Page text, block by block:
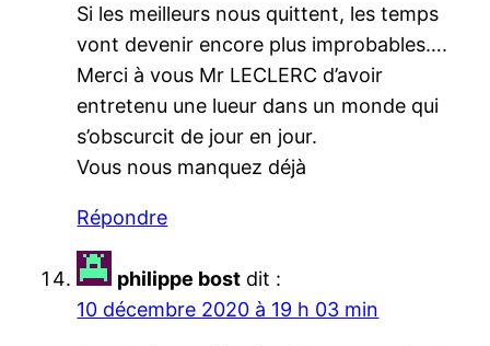
Si les meilleurs nous quittent, les temps
vont devenir encore plus improbables….
Merci à vous Mr LECLERC d’avoir
entretenu une lueur dans un monde qui
s’obscurcit de jour en jour.
Vous nous manquez déjà
Répondre
philippe bost dit :
10 décembre 2020 à 19 h 03 min